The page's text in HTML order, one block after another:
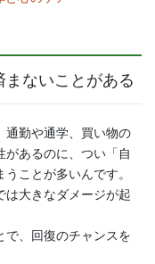
まないことがある
通勤や通学、買い物の
があるのに、つい「自
ことが多いんです。
は大きなダメージが起
で、回復のチャンスを